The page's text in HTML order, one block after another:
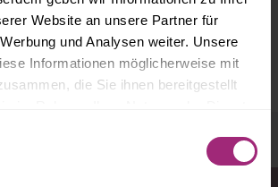
Website an unsere Partner für
und Analysen weiter. Unsere
Informationen möglicherweise mit
die Sie ihnen bereitgestellt
URTEILE DES